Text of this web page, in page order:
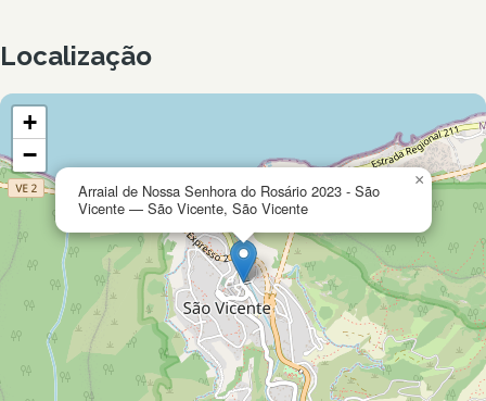
Localização
Arraial de Nossa Senhora do Rosário 2023 - São
Vicente — São Vicente, São Vicente
×
+
−